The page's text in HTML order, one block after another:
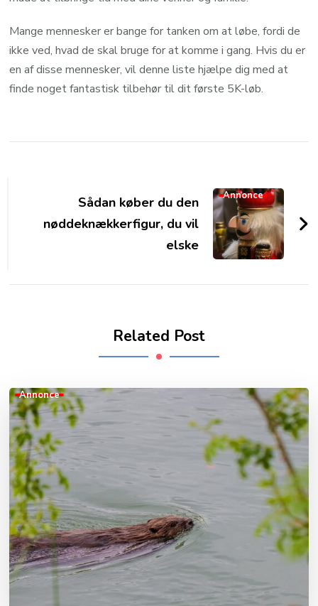
Mange mennesker er bange for tanken om at løbe, fordi de
ikke ved, hvad de skal bruge for at komme i gang. Hvis du er
en af disse mennesker, vil denne liste hjælpe dig med at
finde noget fantastisk tilbehør til dit første 5K-løb.
Annonce
Sådan køber du den
nøddeknækkerfigur, du vil
elske
Related Post
Annonce